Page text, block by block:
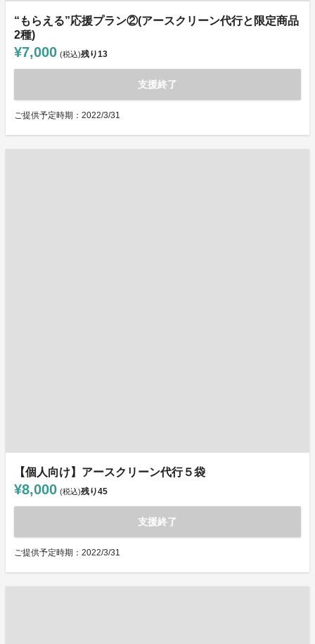
“もらえる”応援プラン②(アースクリーン代行と限定商品
2種)
¥7,000 (税込)残り13
支援終了
ご提供予定時期：2022/3/31
【個人向け】アースクリーン代行５袋
¥8,000 (税込)残り45
支援終了
ご提供予定時期：2022/3/31